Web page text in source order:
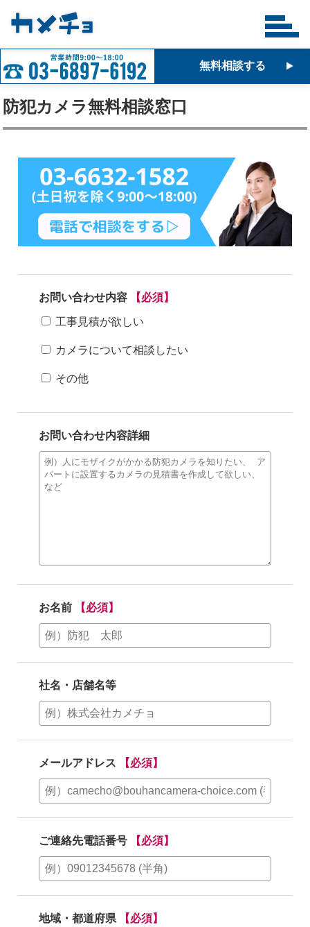
無料相談する
防犯カメラ無料相談窓口
お問い合わせ内容 【必須】
工事見積が欲しい
カメラについて相談したい
その他
お問い合わせ内容詳細
お名前 【必須】
社名・店舗名等
メールアドレス 【必須】
ご連絡先電話番号 【必須】
地域・都道府県 【必須】